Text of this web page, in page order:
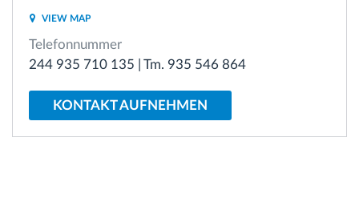
Fuel management
Automatic driver identification
VIEW MAP
Telefonnummer
244 935 710 135 | Tm. 935 546 864
KONTAKT AUFNEHMEN